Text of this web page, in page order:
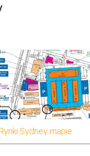
Sydney mapie